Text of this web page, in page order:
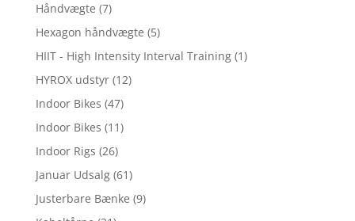
Håndvægte (7)
Hexagon håndvægte (5)
HIIT - High Intensity Interval Training (1)
HYROX udstyr (12)
Indoor Bikes (47)
Indoor Bikes (11)
Indoor Rigs (26)
Januar Udsalg (61)
Justerbare Bænke (9)